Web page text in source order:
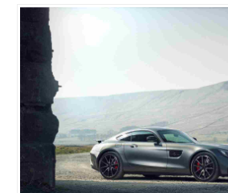
办理ETC的新客户，到成都农行任意营业
卡：绑定信用卡可获得100元话费或油卡
话费或油卡成都农行260多个“成都市高
免费安装。（部分内容综合自四川日报、
老板薄利多销，消费者捡到便宜，简直香
能符合这个定律！
首先，与其他传统服饰和家用电器不同，
不会有车商老板低价大打折扣的做促销活
定价格的第一要素，而且临近过年，物价
当然也不列外。
关注汽车行业的朋友们会知道，每年12
品牌车辆的年度销售达成状况，销售情
已经完成销售任务，因此热门品牌的车型
紧销售政策和优惠力度，不再为冲量而大
策来刺激消费。
所以要买车的朋友们建议不要年底购买汽
上海、广州、成都车展的时间和每年5-
车，选择这个时间段购买相对优惠力度最
买没买车都要关注一下隐形车衣膜，有车
张，除了能增值以外还能保护车漆，提亮
剐蹭等多种好处！
装贴隐形车衣就选四川XPEL中国1号直营
核心专业技师：XPEL中国1号直营店拥有